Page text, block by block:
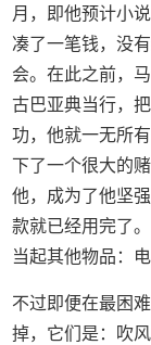
月，即他预计小
凑了一笔钱，没
会。在此之前，
古巴亚典当行，
功，他就一无所
下了一个很大的
他，成为了他坚
款就已经用完了
当起其他物品：
不过即便在最困
掉，它们是：吹